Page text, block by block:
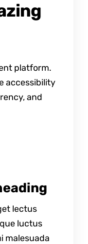
platform.
accessibility
and
lectus
luctus
malesuada